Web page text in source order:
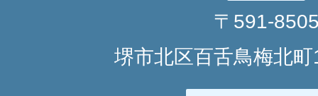
〒591-
堺市北区百舌鳥梅北